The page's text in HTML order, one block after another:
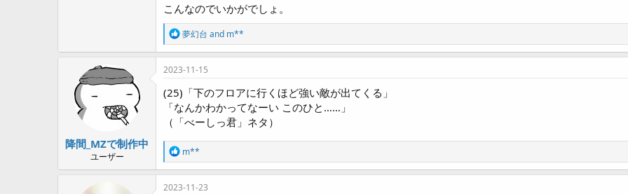
こんなのでいかがでしょ。
R
e
a
c
i
o
n
s
夢幻台 and m**
降間_MZで制作中
ユーザー
2023-11-15
(25)「下のフロアに行くほど強い敵が出てくる」
「なんかわかってなーい このひと……」
（「べーしっ君」ネタ）
R
e
a
c
m**
2023-11-23